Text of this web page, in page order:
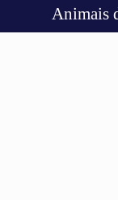
Animais